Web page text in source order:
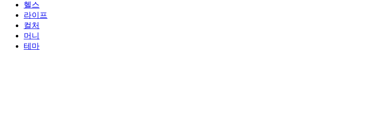
헬스
라이프
컬처
머니
테마